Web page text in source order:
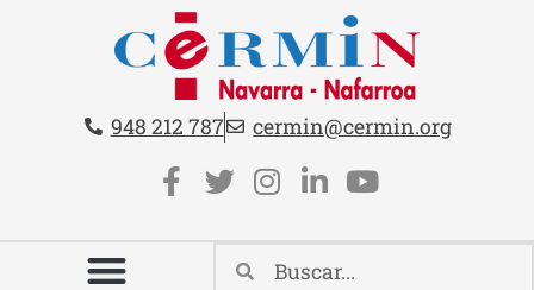
Contacto cabecera
Teléfono:
948 212 787 Email:
cermin@cermin.org
Redes sociales cabecera